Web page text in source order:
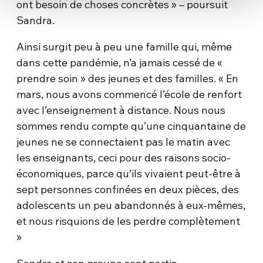
ont besoin de choses concrètes » – poursuit
Sandra.
Ainsi surgit peu à peu une famille qui, même
dans cette pandémie, n’a jamais cessé de «
prendre soin » des jeunes et des familles. « En
mars, nous avons commencé l’école de renfort
avec l’enseignement à distance. Nous nous
sommes rendu compte qu’une cinquantaine de
jeunes ne se connectaient pas le matin avec
les enseignants, ceci pour des raisons socio-
économiques, parce qu’ils vivaient peut-être à
sept personnes confinées en deux pièces, des
adolescents un peu abandonnés à eux-mêmes,
et nous risquions de les perdre complètement
»